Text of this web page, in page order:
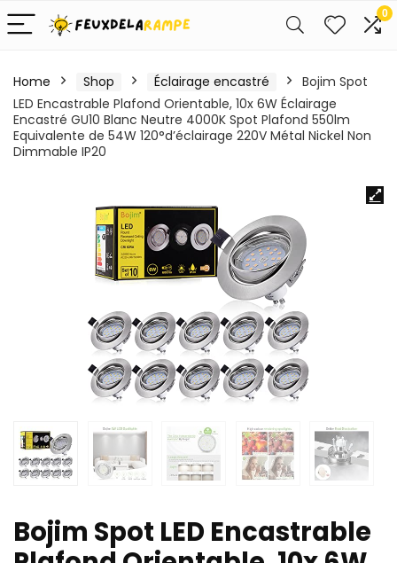
0
Home Shop Éclairage encastré
Bojim Spot
LED Encastrable Plafond Orientable, 10x 6W Éclairage
Encastré GU10 Blanc Neutre 4000K Spot Plafond 550lm
Equivalente de 54W 120°d’éclairage 220V Métal Nickel Non
Dimmable IP20
Bojim Spot LED Encastrable